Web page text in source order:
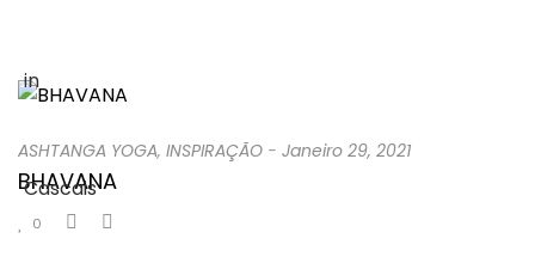
ASHTANGA YOGA, INSPIRAÇÃO - Janeiro 29, 2021
BHAVANA
0